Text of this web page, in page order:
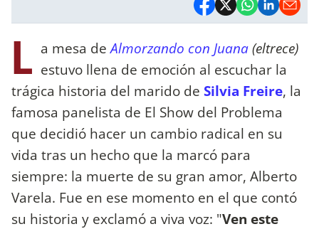
L a mesa deAlmorzando con Juana(eltrece)
estuvo llena de emoción al escuchar la
trágica historia del marido de Silvia Freire, la
famosa panelista de El Show del Problema
que decidió hacer un cambio radical en su
vida tras un hecho que la marcó para
siempre: la muerte de su gran amor, Alberto
Varela. Fue en ese momento en el que contó
su historia y exclamó a viva voz: "Ven este